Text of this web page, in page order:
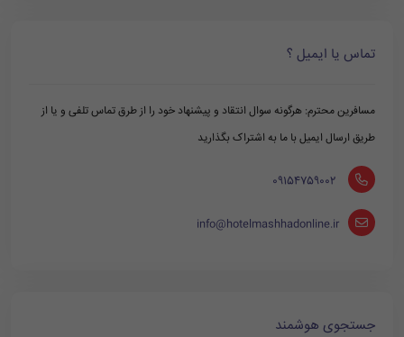
تماس یا ایمیل ؟
مسافرین محترم: هرگونه سوال انتقاد و پیشنهاد خود را از طرق تماس تلفی و یا از
طریق ارسال ایمیل با ما به اشتراک بگذارید
‪ 09154759002
info@hotelmashhadonline.ir
جستجوی هوشمند